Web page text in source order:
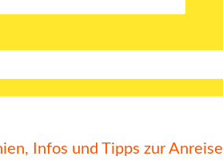
Infos und Tipps zur Anreise